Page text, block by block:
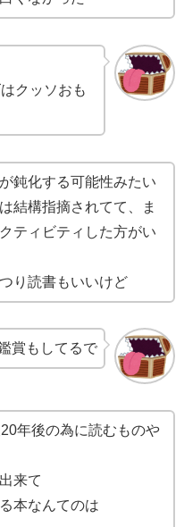
クッソおも
鈍化する可能性みたい
結構指摘されてて、ま
ティビティした方がい
り読書もいいけど
賞もしてるで
年後の為に読むものや
来て
本なんてのは